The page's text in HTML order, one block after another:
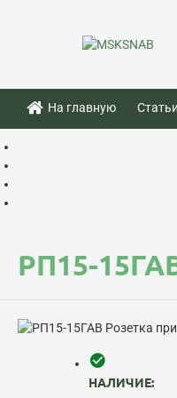
На главную Статьи
РП15-
НАЛИЧИЕ: